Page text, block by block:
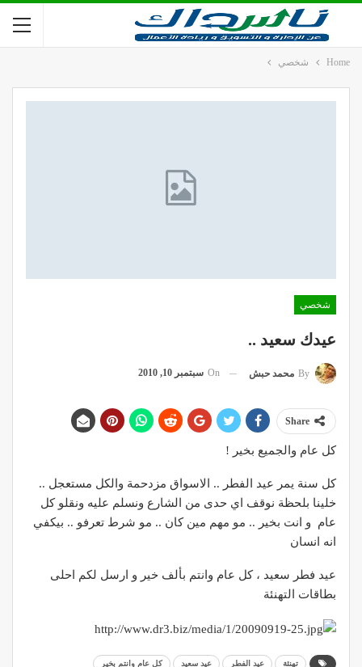
Home شخصي
شخصي
عيدك سعيد ..
By محمد حبش On سبتمبر 10, 2010
Share
كل عام والجميع بخير !
كل سنة يمر عيد الفطر .. الاسواق مزدحمة والكل مستعجل ..
خلينا بلحظة نوقف اي حدى من الشارع ونسلم عليه ونقلو كل
عام و انت بخير .. مو مهم مين كان .. مو شرط تعرفو .. بيكفي
انه انسان
عيد فطر سعيد ، كل عام وانتم بألف خير و ارسل لكم احلى
بطاقات التهنئة
تهنئة عيد الفطر عيد سعيد كل عام وانتم بخير